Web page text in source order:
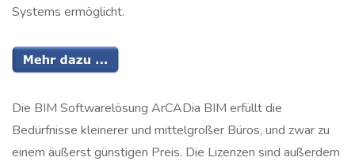
Systems ermöglicht.
Die BIM Softwarelösung ArCADia BIM erfüllt die
Bedürfnisse kleinerer und mittelgroßer Büros, und zwar zu
einem äußerst günstigen Preis. Die Lizenzen sind außerdem